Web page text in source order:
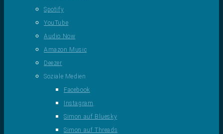
Spotify
YouTube
Audio Now
Amazon Music
Deezer
Soziale Medien
Facebook
Instagram
Simon auf Bluesky
Simon auf Threads